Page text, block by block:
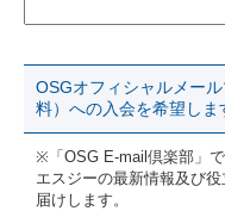
OSGオフィシャルメー
料）への入会を希望しま
※「OSG E-mail倶楽部」
エスジーの最新情報及び
届けします。